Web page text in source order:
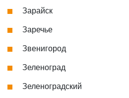
Зарайск
Заречье
Звенигород
Зеленоград
Зеленоградский